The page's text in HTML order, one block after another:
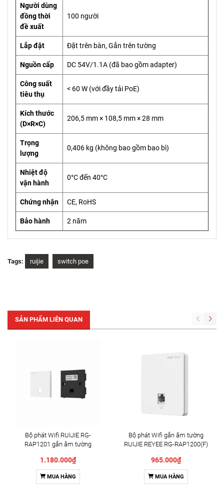
Người dùng
đồng thời
đề xuất
100 người
Lắp đặt Đặt trên bàn, Gắn trên tường
Nguồn cấp DC 54V/1.1A (đã bao gồm adapter)
Công suất
tiêu thụ
< 60 W (với đầy tải PoE)
Kích thước
(D×R×C)
206,5 mm × 108,5 mm × 28 mm
Trọng
lượng
0,406 kg (không bao gồm bao bì)
Nhiệt độ
vận hành
0°C đến 40°C
Chứng nhận CE, RoHS
Bảo hành 2 năm
Tags: ruijie switch poe
SẢN PHẨM LIÊN QUAN
Bộ phát Wifi RUIJIE RG-
RAP1201 gắn âm tường
1.180.000₫
MUA HÀNG
Bộ phát Wifi gắn âm tường
RUIJIE REYEE RG-RAP1200(F)
965.000₫
MUA HÀNG